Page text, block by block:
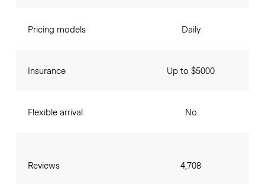
Pricing models
Insurance
Flexible arrival
Reviews
Daily
Up to $5000
No
4,708